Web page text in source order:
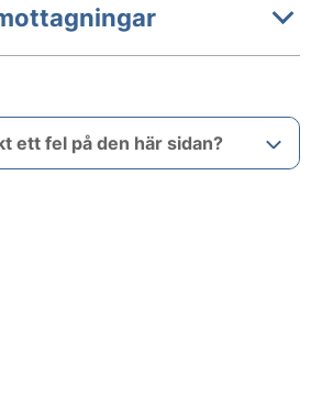
ett fel på den här sidan?